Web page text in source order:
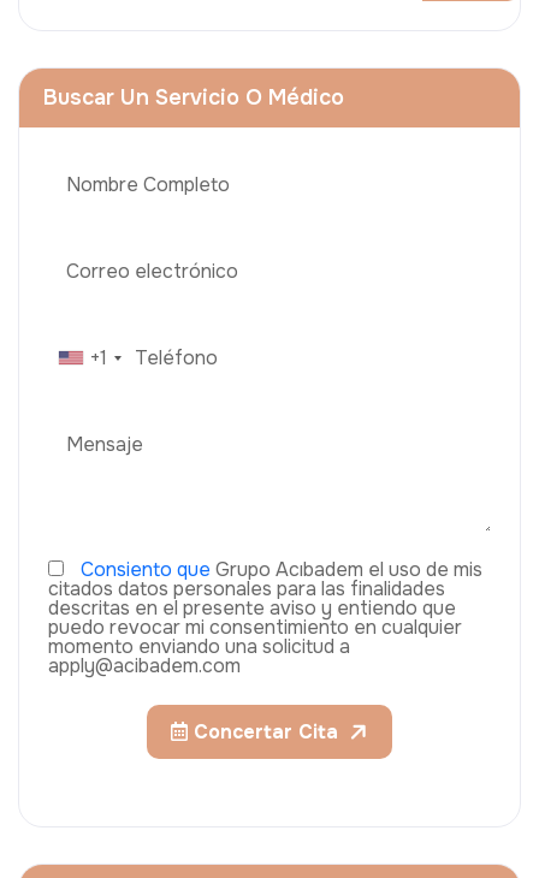
Buscar Un Servicio O Médico
+1
Consiento que Grupo Acıbadem el uso de mis
citados datos personales para las finalidades
descritas en el presente aviso y entiendo que
puedo revocar mi consentimiento en cualquier
momento enviando una solicitud a
apply@acibadem.com
Concertar Cita